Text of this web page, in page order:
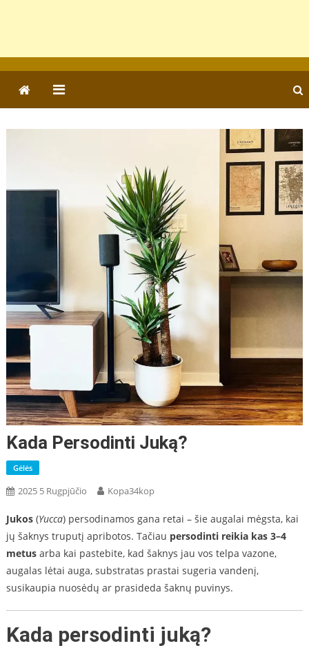
Kada Persodinti Juką?
Gėlės
2025 5 Rugpjūčio Kopa34kop
Jukos(Yucca) persodinamos gana retai – šie augalai mėgsta, kai
jų šaknys truputį apribotos. Tačiau persodinti reikia kas 3–4
metusarba kai pastebite, kad šaknys jau vos telpa vazone,
augalas lėtai auga, substratas prastai sugeria vandenį,
susikaupia nuosėdų ar prasideda šaknų puvinys.
Kada persodinti juką?